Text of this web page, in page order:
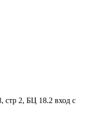
стр 2, БЦ 18.2 вход с